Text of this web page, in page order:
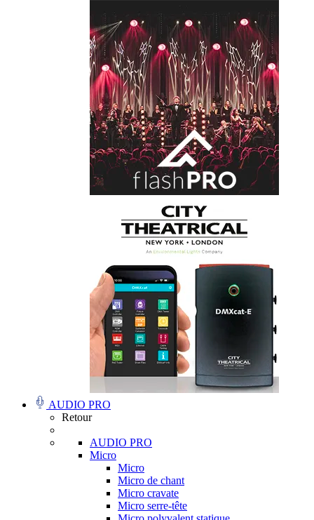
AUDIO PRO
Retour
AUDIO PRO
Micro
Micro
Micro de chant
Micro cravate
Micro serre-tête